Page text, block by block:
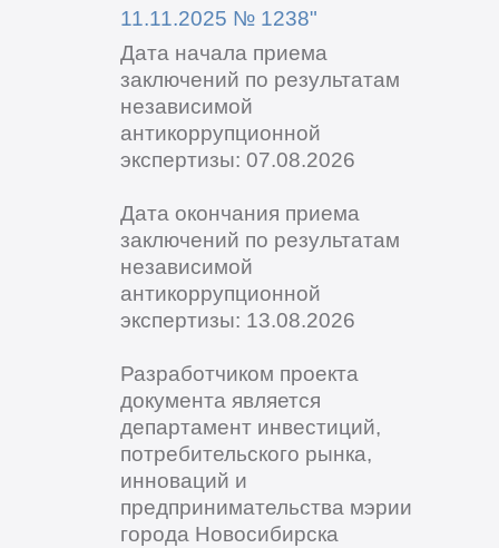
11.11.2025 № 1238"
Дата начала приема
заключений по результатам
независимой
антикоррупционной
экспертизы: 07.08.2026
Дата окончания приема
заключений по результатам
независимой
антикоррупционной
экспертизы: 13.08.2026
Разработчиком проекта
документа является
департамент инвестиций,
потребительского рынка,
инноваций и
предпринимательства мэрии
города Новосибирска